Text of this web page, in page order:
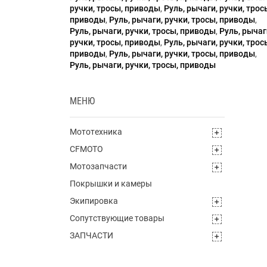
ручки, тросы, приводы, Руль, рычаги, ручки,
приводы, Руль, рычаги, ручки, тросы, приводы,
Руль, рычаги, ручки, тросы, приводы, Руль,
ручки, тросы, приводы, Руль, рычаги, ручки,
приводы, Руль, рычаги, ручки, тросы, приводы,
Руль, рычаги, ручки, тросы, приводы
МЕНЮ
Мототехника
CFMOTO
Мотозапчасти
Покрышки и камеры
Экипировка
Сопутствующие товары
ЗАПЧАСТИ